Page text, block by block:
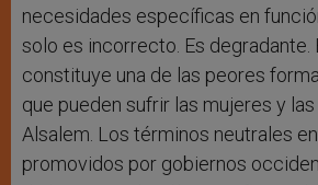
necesidades específicas en
solo es incorrecto. Es degradante.
constituye una de las peores
que pueden sufrir las mujeres y las
Alsalem. Los términos neutrales
promovidos por gobiernos